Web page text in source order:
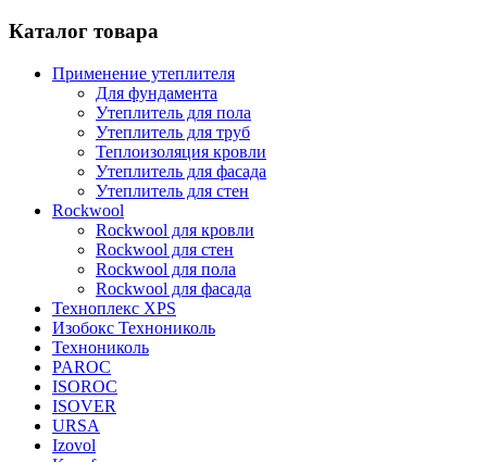
Каталог товара
Применение утеплителя
Для фундамента
Утеплитель для пола
Утеплитель для труб
Теплоизоляция кровли
Утеплитель для фасада
Утеплитель для стен
Rockwool
Rockwool для кровли
Rockwool для стен
Rockwool для пола
Rockwool для фасада
Техноплекс XPS
Изобокс Технониколь
Технониколь
PAROC
ISOROC
ISOVER
URSA
Izovol